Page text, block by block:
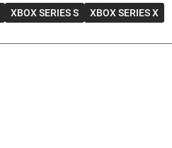
XBOX SERIES S XBOX SERIES X